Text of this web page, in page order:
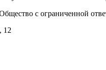
с ограниченной
12